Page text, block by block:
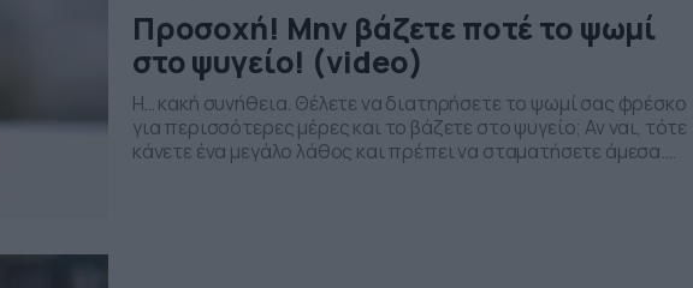
Προσοχή! Μην βάζετε ποτέ το ψωμί
στο ψυγείο! (video)
Η… κακή συνήθεια. Θέλετε να διατηρήσετε το ψωμί σας φρέσκο
για περισσότερες μέρες και το βάζετε στο ψυγείο; Αν ναι, τότε
κάνετε ένα μεγάλο λάθος και πρέπει να σταματήσετε άμεσα.